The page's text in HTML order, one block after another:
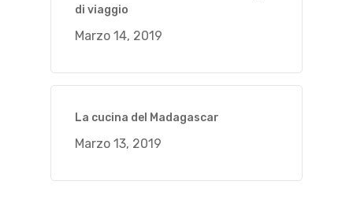
di viaggio
Marzo 14, 2019
La cucina del Madagascar
Marzo 13, 2019